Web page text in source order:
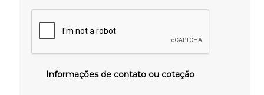
Informações de contato ou cotação